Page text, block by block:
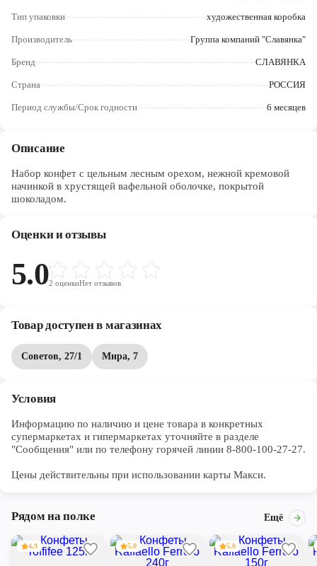
Тип упаковки художественная коробка
Производитель Группа компаний "Славянка"
Бренд СЛАВЯНКА
Страна РОССИЯ
Период службы/Срок годности 6 месяцев
Описание
Набор конфет с цельным лесным орехом, нежной кремовой
начинкой в хрустящей вафельной оболочке, покрытой
шоколадом.
Оценки и отзывы
5.02 оценкиНет отзывов
Товар доступен в магазинах
Советов, 27/1 Мира, 7
Условия
Информацию по наличию и цене товара в конкретных
супермаркетах и гипермаркетах уточняйте в разделе
"Сообщения" или по телефону горячей линии 8-800-100-27-27.
Цены действительны при использовании карты Макси.
Рядом на полке Ещё
4.9 5.0 5.0